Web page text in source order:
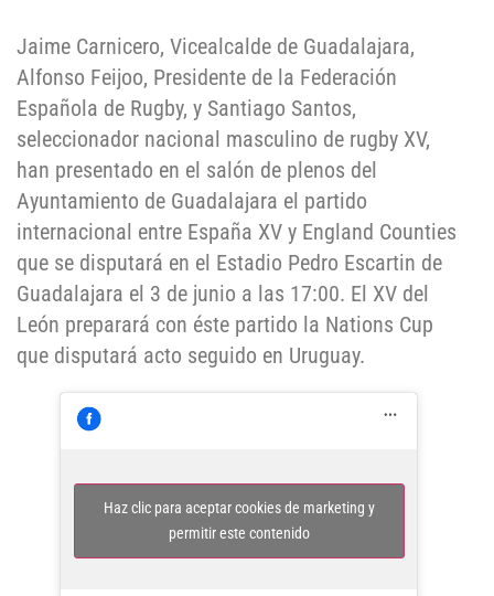
Jaime Carnicero, Vicealcalde de Guadalajara,
Alfonso Feijoo, Presidente de la Federación
Española de Rugby, y Santiago Santos,
seleccionador nacional masculino de rugby XV,
han presentado en el salón de plenos del
Ayuntamiento de Guadalajara el partido
internacional entre España XV y England Counties
que se disputará en el Estadio Pedro Escartin de
Guadalajara el 3 de junio a las 17:00. El XV del
León preparará con éste partido la Nations Cup
que disputará acto seguido en Uruguay.
Haz clic para aceptar cookies de marketing y
permitir este contenido